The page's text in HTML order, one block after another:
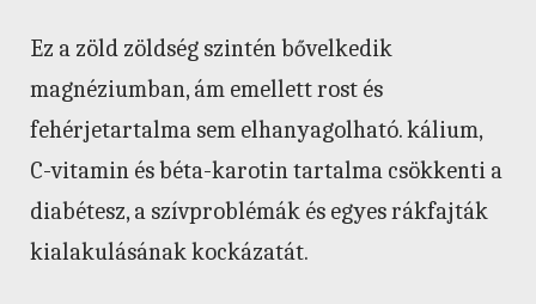
Ez a zöld zöldség szintén bővelkedik
magnéziumban, ám emellett rost és
fehérjetartalma sem elhanyagolható. kálium,
C-vitamin és béta-karotin tartalma csökkenti a
diabétesz, a szívproblémák és egyes rákfajták
kialakulásának kockázatát.